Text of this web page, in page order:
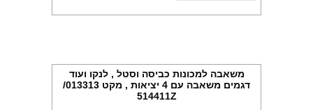
משאבה למכונות כביסה וסטל , לנקו ועוד
דגמים משאבה עם 4 יציאות , מקט 013313/
514411Z